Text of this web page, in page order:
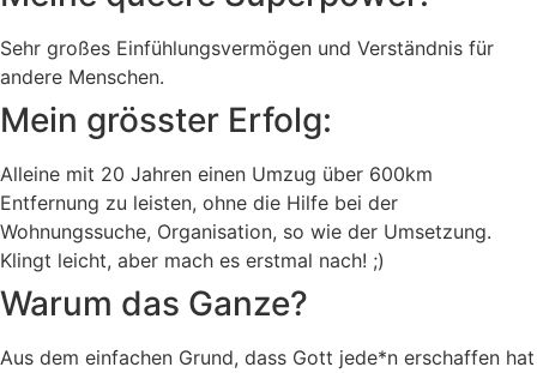
Sehr großes Einfühlungsvermögen und Verständnis für
andere Menschen.
Mein grösster Erfolg:
Alleine mit 20 Jahren einen Umzug über 600km
Entfernung zu leisten, ohne die Hilfe bei der
Wohnungssuche, Organisation, so wie der Umsetzung.
Klingt leicht, aber mach es erstmal nach! ;)
Warum das Ganze?
Aus dem einfachen Grund, dass Gott jede*n erschaffen hat